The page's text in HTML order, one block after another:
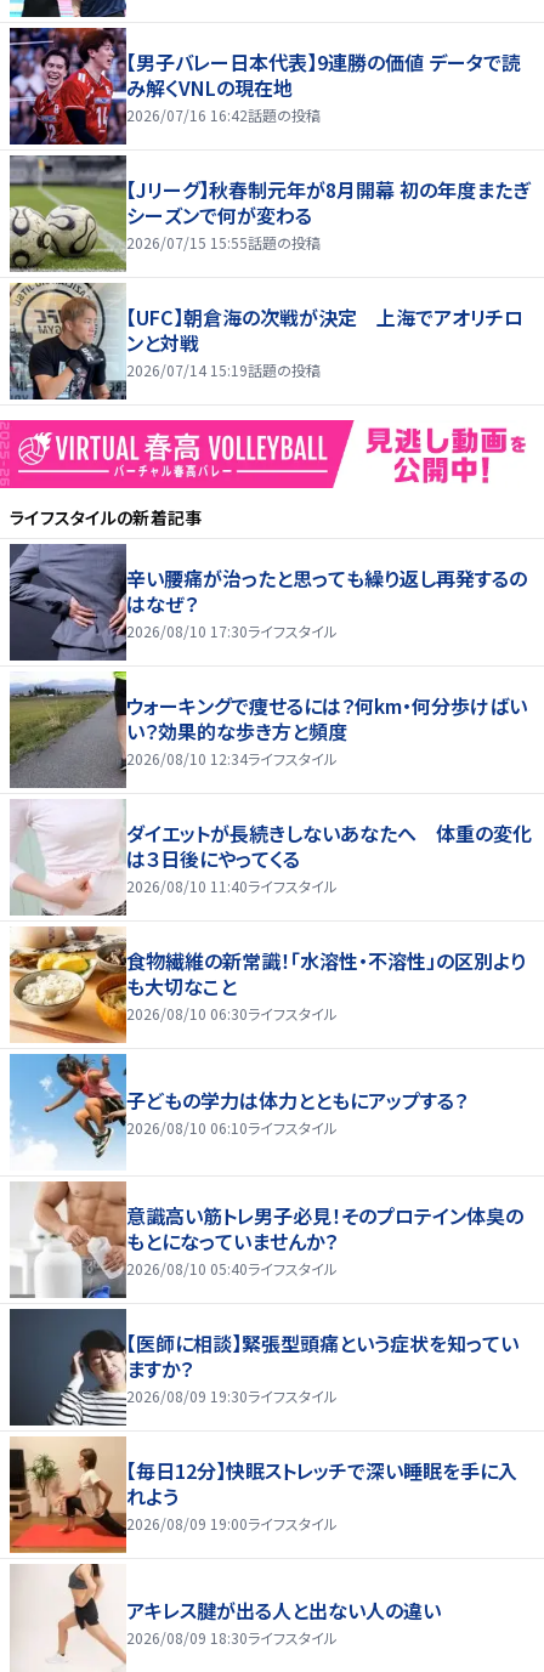
【男子バレー日本代表】9連勝の価値 データで読
み解くVNLの現在地
2026/07/16 16:42話題の投稿
【Jリーグ】秋春制元年が8月開幕 初の年度またぎ
シーズンで何が変わる
2026/07/15 15:55話題の投稿
【UFC】朝倉海の次戦が決定 上海でアオリチロ
ンと対戦
2026/07/14 15:19話題の投稿
ライフスタイルの新着記事
辛い腰痛が治ったと思っても繰り返し再発するの
はなぜ？
2026/08/10 17:30ライフスタイル
ウォーキングで痩せるには？何km・何分歩けばい
い？効果的な歩き方と頻度
2026/08/10 12:34ライフスタイル
ダイエットが長続きしないあなたへ 体重の変化
は３日後にやってくる
2026/08/10 11:40ライフスタイル
食物繊維の新常識！「水溶性・不溶性」の区別より
も大切なこと
2026/08/10 06:30ライフスタイル
子どもの学力は体力とともにアップする？
2026/08/10 06:10ライフスタイル
意識高い筋トレ男子必見！そのプロテイン体臭の
もとになっていませんか？
2026/08/10 05:40ライフスタイル
【医師に相談】緊張型頭痛という症状を知ってい
ますか？
2026/08/09 19:30ライフスタイル
【毎日12分】快眠ストレッチで深い睡眠を手に入
れよう
2026/08/09 19:00ライフスタイル
アキレス腱が出る人と出ない人の違い
2026/08/09 18:30ライフスタイル